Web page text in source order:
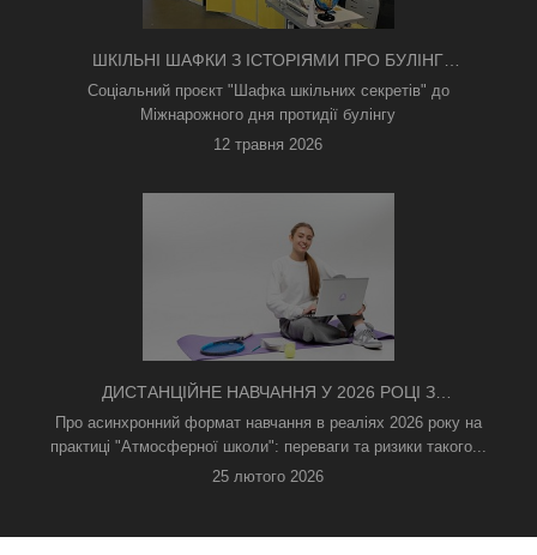
ШКІЛЬНІ ШАФКИ З ІСТОРІЯМИ ПРО БУЛІНГ
З'ЯВИЛИСЯ В КИЄВІ
Соціальний проєкт "Шафка шкільних секретів" до
Міжнарожного дня протидії булінгу
12 травня 2026
ДИСТАНЦІЙНЕ НАВЧАННЯ У 2026 РОЦІ З
ТРИВОГАМИ ТА БЕЗ СВІТЛА: ЯК АСИНХРОННИЙ
ФОРМАТ РЯТУЄ ОСВІТНІЙ ПРОЦЕС
Про асинхронний формат навчання в реаліях 2026 року на
практиці "Атмосферної школи": переваги та ризики такого...
25 лютого 2026